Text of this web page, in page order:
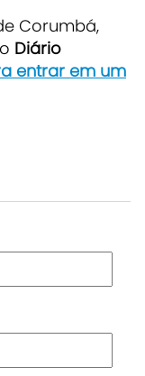
Corumbá,
Diário
entrar em um